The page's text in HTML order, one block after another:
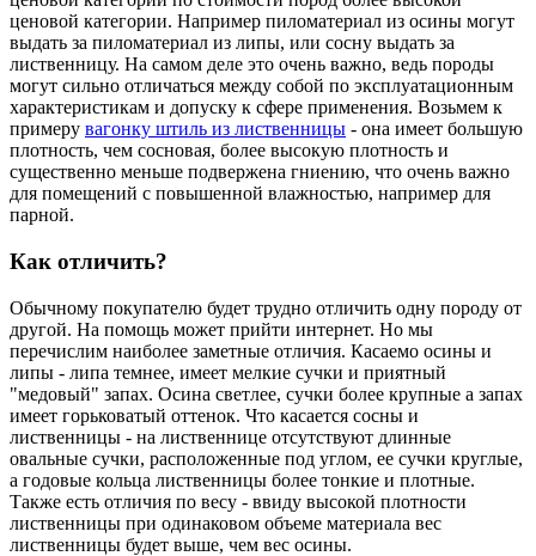
ценовой категории. Например пиломатериал из осины могут
выдать за пиломатериал из липы, или сосну выдать за
лиственницу. На самом деле это очень важно, ведь породы
могут сильно отличаться между собой по эксплуатационным
характеристикам и допуску к сфере применения. Возьмем к
примеру вагонку штиль из лиственницы - она имеет большую
плотность, чем сосновая, более высокую плотность и
существенно меньше подвержена гниению, что очень важно
для помещений с повышенной влажностью, например для
парной.
Как отличить?
Обычному покупателю будет трудно отличить одну породу от
другой. На помощь может прийти интернет. Но мы
перечислим наиболее заметные отличия. Касаемо осины и
липы - липа темнее, имеет мелкие сучки и приятный
"медовый" запах. Осина светлее, сучки более крупные а запах
имеет горьковатый оттенок. Что касается сосны и
лиственницы - на лиственнице отсутствуют длинные
овальные сучки, расположенные под углом, ее сучки круглые,
а годовые кольца лиственницы более тонкие и плотные.
Также есть отличия по весу - ввиду высокой плотности
лиственницы при одинаковом объеме материала вес
лиственницы будет выше, чем вес осины.